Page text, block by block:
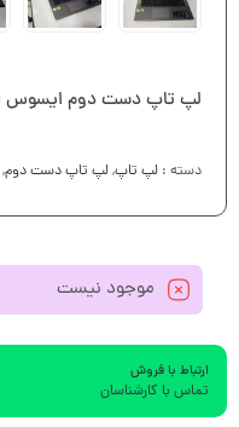
لپ تاپ دست دوم ایسوس Asus x450c
دسته : لپ تاپ,لپ تاپ دست دوم,
موجود نیست
ارتباط با فروش
تماس با کارشناسان